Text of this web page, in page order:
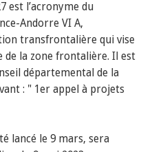
est l’acronyme du
Andorre VI A,
transfrontalière qui vise
de la zone frontalière. Il est
départemental de la
: " 1er appel à projets
lancé le 9 mars, sera